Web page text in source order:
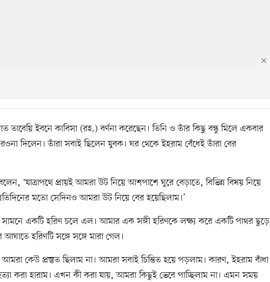
তাবেয়ি ইবনে কাবিসা (রহ.) বর্ণনা করেছেন। তিনি ও তাঁর কিছু বন্ধু মিলে একবার
দিলেন। তাঁরা সবাই ছিলেন যুবক। ঘর থেকে ইহরাম বেঁধেই তাঁরা বের
‘যাত্রাপথে প্রায়ই আমরা উট নিয়ে আশপাশে ঘুরে বেড়াতে, বিভিন্ন বিষয় নিয়ে
মতো সেদিনও আমরা উট নিয়ে বের হয়েছিলাম।’
একটি হরিণ চলে এল। আমার এক সঙ্গী হরিণকে লক্ষ্য করে একটি পাথর ছুড়ে
হরিণটি সঙ্গে সঙ্গে মারা গেল।
কেউ প্রস্তুত ছিলাম না। আমরা সবাই চিন্তিত হয়ে পড়লাম। কারণ, ইহরাম বাঁধা
হত্যা করা হারাম। এখন কী করা যায়, আমরা কিছুই ভেবে পাচ্ছিলাম না। এমন সময়